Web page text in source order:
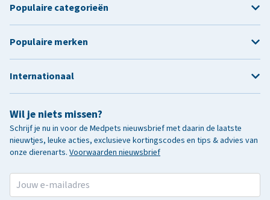
Wil je niets missen?
Schrijf je nu in voor de Medpets nieuwsbrief met daarin de laatste
nieuwtjes, leuke acties, exclusieve kortingscodes en tips & advies van
onze dierenarts. Voorwaarden nieuwsbrief
Populaire categorieën
Populaire merken
Internationaal